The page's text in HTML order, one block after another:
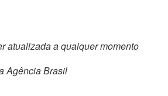
atualizada a qualquer momento
Agência Brasil